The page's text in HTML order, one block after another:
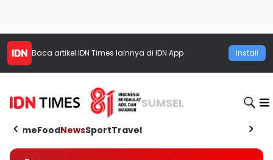
Baca artikel IDN Times lainnya di IDN App Install
SUMSEL
HomeFoodNewsSportTravel